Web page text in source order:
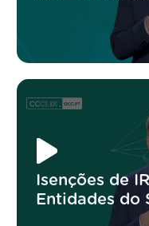
Isenções de
Entidades do